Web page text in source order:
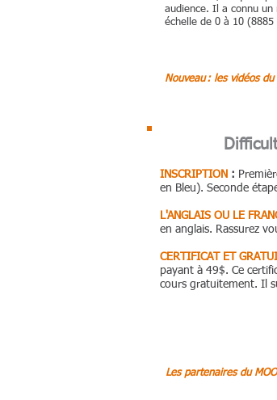
audience. Il a connu un
échelle de 0 à 10 (8885
Nouveau : les vidéos
INSCRIPTION :
en Bleu). Seconde
L'ANGLAIS OU LE
en anglais. Rassurez
CERTIFICAT ET
payant à 49$. Ce
cours gratuitement. Il
Les partenaires du